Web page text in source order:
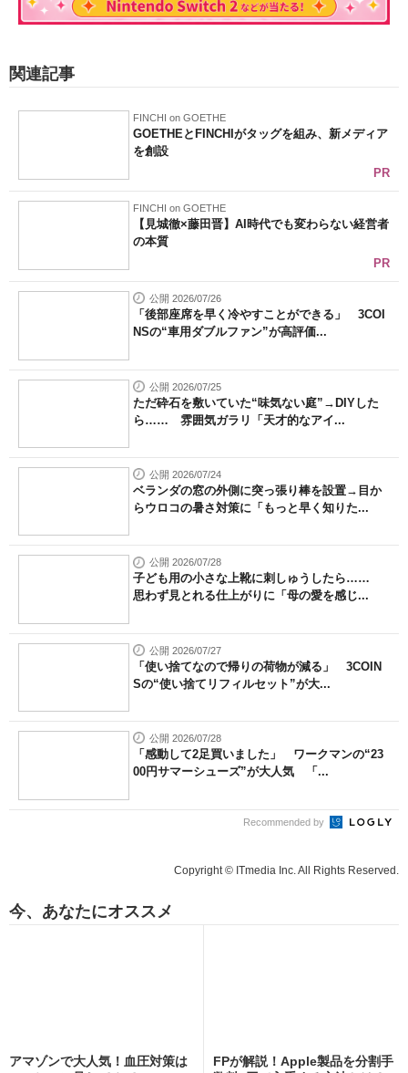
関連記事
FINCHI on GOETHE
GOETHEとFINCHIがタッグを組み、新メディア
を創設
PR
FINCHI on GOETHE
【見城徹×藤田晋】AI時代でも変わらない経営者
の本質
PR
公開 2026/07/26
「後部座席を早く冷やすことができる」 3COI
NSの“車用ダブルファン”が高評価...
公開 2026/07/25
ただ砕石を敷いていた“味気ない庭”→DIYした
ら…… 雰囲気ガラリ「天才的なアイ...
公開 2026/07/24
ベランダの窓の外側に突っ張り棒を設置→目か
らウロコの暑さ対策に「もっと早く知りた...
公開 2026/07/28
子ども用の小さな上靴に刺しゅうしたら……
思わず見とれる仕上がりに「母の愛を感じ...
公開 2026/07/27
「使い捨てなので帰りの荷物が減る」 3COIN
Sの“使い捨てリフィルセット”が大...
公開 2026/07/28
「感動して2足買いました」 ワークマンの“23
00円サマーシューズ”が大人気 「...
Recommended by
Copyright © ITmedia Inc. All Rights Reserved.
今、あなたにオススメ
アマゾンで大人気！血圧対策は
FPが解説！Apple製品を分割手